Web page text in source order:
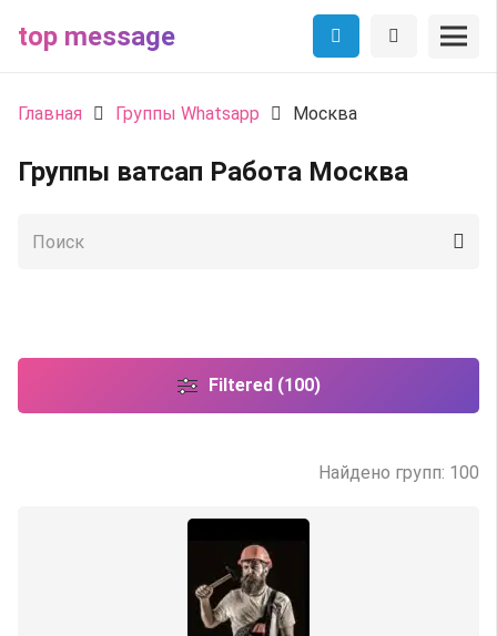
top message
Главная Группы Whatsapp Москва
Группы ватсап Работа Москва
Filtered (100)
Найдено групп: 100